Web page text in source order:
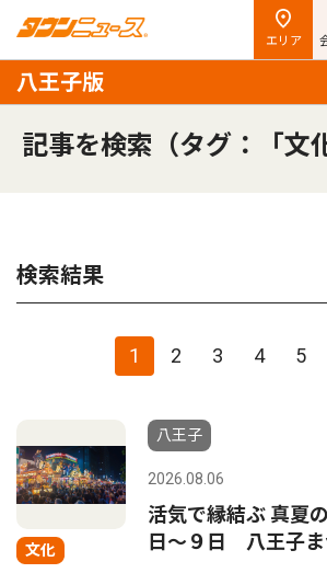
エリア
八王子版
記事を検索（タグ：「文
検索結果
1 2 3 4 5
文化
八王子
2026.08.06
活気で縁結ぶ 真夏
日〜９日 八王子ま